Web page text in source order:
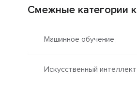
Смежные категории к
Машинное обучение
Искусственный интеллект